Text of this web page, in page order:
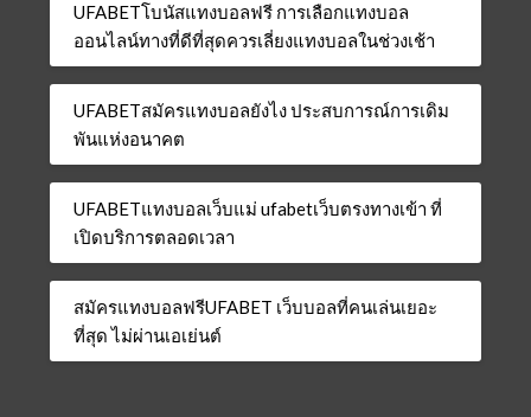
UFABETโบนัสแทงบอลฟรี การเลือกแทงบอล
ออนไลน์ทางที่ดีที่สุดควรเลี่ยงแทงบอลในช่วงเช้า
UFABETสมัครแทงบอลยังไง ประสบการณ์การเดิม
พันแห่งอนาคต
UFABETแทงบอลเว็บแม่ ufabetเว็บตรงทางเข้า ที่
เปิดบริการตลอดเวลา
สมัครแทงบอลฟรีUFABET เว็บบอลที่คนเล่นเยอะ
ที่สุด ไม่ผ่านเอเย่นต์